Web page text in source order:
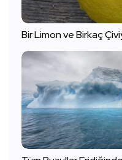
Bir Limon ve Birkaç